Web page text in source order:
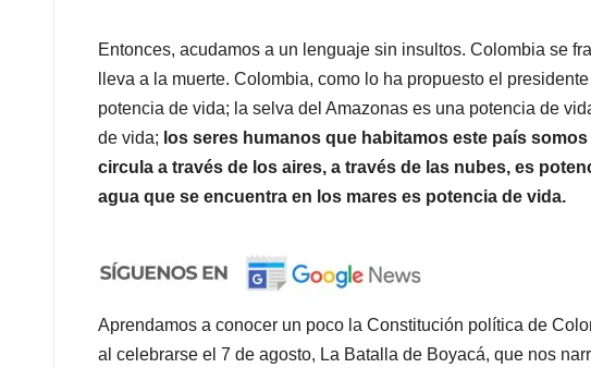
Entonces, acudamos a un lenguaje sin insultos. Colombia se
lleva a la muerte. Colombia, como lo ha propuesto el
potencia de vida; la selva del Amazonas es una potencia de
de vida; los seres humanos que habitamos este país
circula a través de los aires, a través de las nubes, es
agua que se encuentra en los mares es potencia de vida.
Aprendamos a conocer un poco la Constitución política de
al celebrarse el 7 de agosto, La Batalla de Boyacá, que nos